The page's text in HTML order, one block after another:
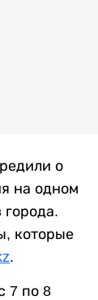
о
на одном
которые
.
7 по 8